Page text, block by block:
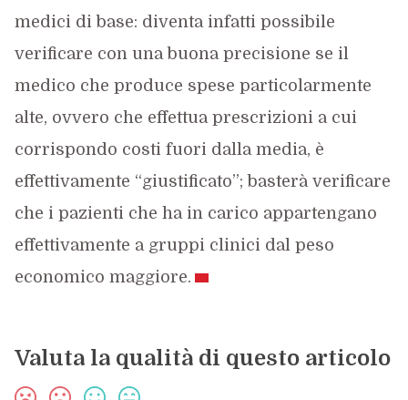
medici di base: diventa infatti possibile
verificare con una buona precisione se il
medico che produce spese particolarmente
alte, ovvero che effettua prescrizioni a cui
corrispondo costi fuori dalla media, è
effettivamente “giustificato”; basterà verificare
che i pazienti che ha in carico appartengano
effettivamente a gruppi clinici dal peso
economico maggiore.
Valuta la qualità di questo articolo